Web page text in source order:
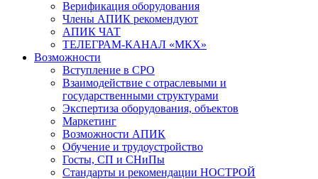
Верификация оборудования
Члены АПИК рекомендуют
АПИК ЧАТ
ТЕЛЕГРАМ-КАНАЛ «МКХ»
Возможности
Вступление в СРО
Взаимодействие с отраслевыми и
государственными структурами
Экспертиза оборудования, объектов
Маркетинг
Возможности АПИК
Обучение и трудоустройство
Госты, СП и СНиПы
Стандарты и рекомендации НОСТРОЙ